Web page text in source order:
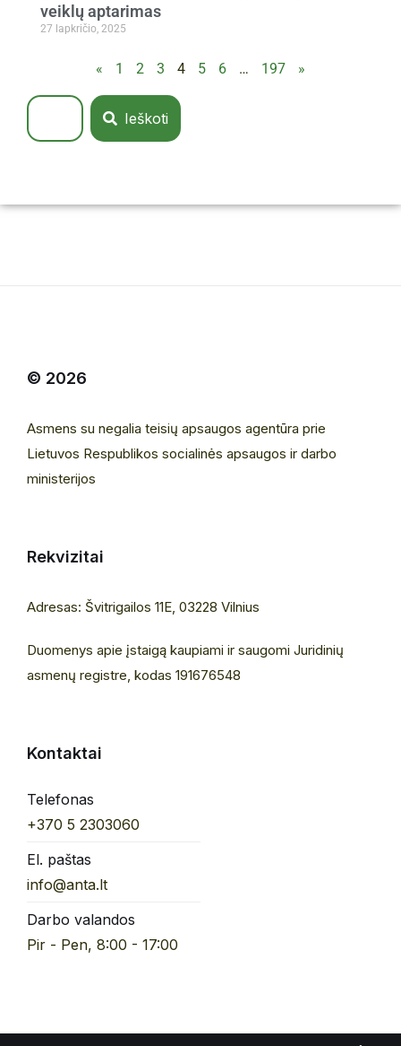
veiklų aptarimas
27 lapkričio, 2025
« 1 2 3 4 5 6 … 197 »
Ieškoti
© 2026
Asmens su negalia teisių apsaugos agentūra prie
Lietuvos Respublikos socialinės apsaugos ir darbo
ministerijos
Rekvizitai
Adresas: Švitrigailos 11E, 03228 Vilnius
Duomenys apie įstaigą kaupiami ir saugomi Juridinių
asmenų registre, kodas 191676548
Kontaktai
Telefonas
+370 5 2303060
El. paštas
info@anta.lt
Darbo valandos
Pir - Pen, 8:00 - 17:00